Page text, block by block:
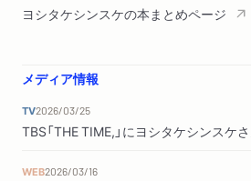
ヨシタケシンスケの本まとめページ
メディア情報
TV2026/03/25
TBS「THE TIME,」にヨシタケシンスケ
WEB2026/03/16